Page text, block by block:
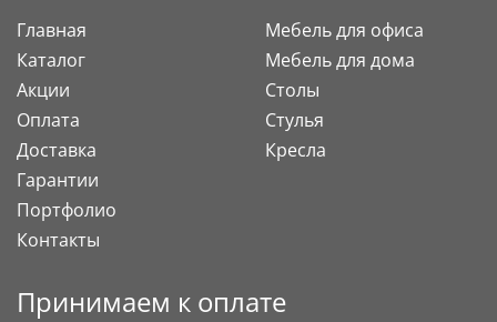
Главная
Каталог
Акции
Оплата
Доставка
Гарантии
Портфолио
Контакты
Мебель для офиса
Мебель для дома
Столы
Стулья
Кресла
Принимаем к оплате